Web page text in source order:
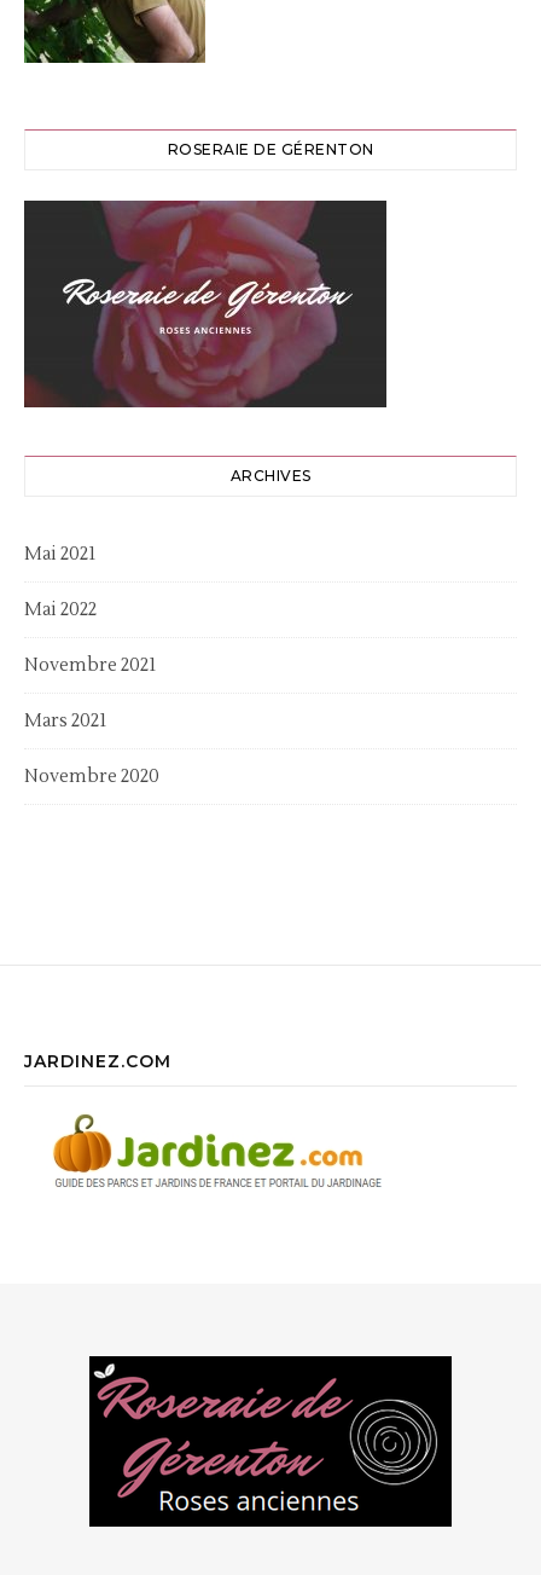
ROSERAIE DE GÉRENTON
ARCHIVES
Mai 2021
Mai 2022
Novembre 2021
Mars 2021
Novembre 2020
JARDINEZ.COM